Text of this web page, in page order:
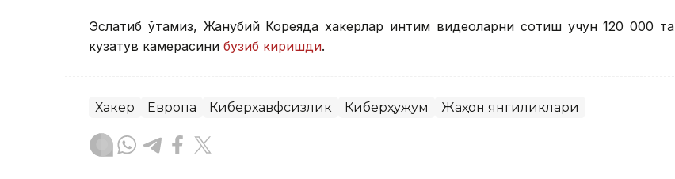
Эслатиб ўтамиз, Жанубий Кореяда хакерлар интим видеоларни сотиш учун 120 000 та
кузатув камерасини бузиб киришди.
Хакер Европа Киберхавфсизлик Киберҳужум Жаҳон янгиликлари